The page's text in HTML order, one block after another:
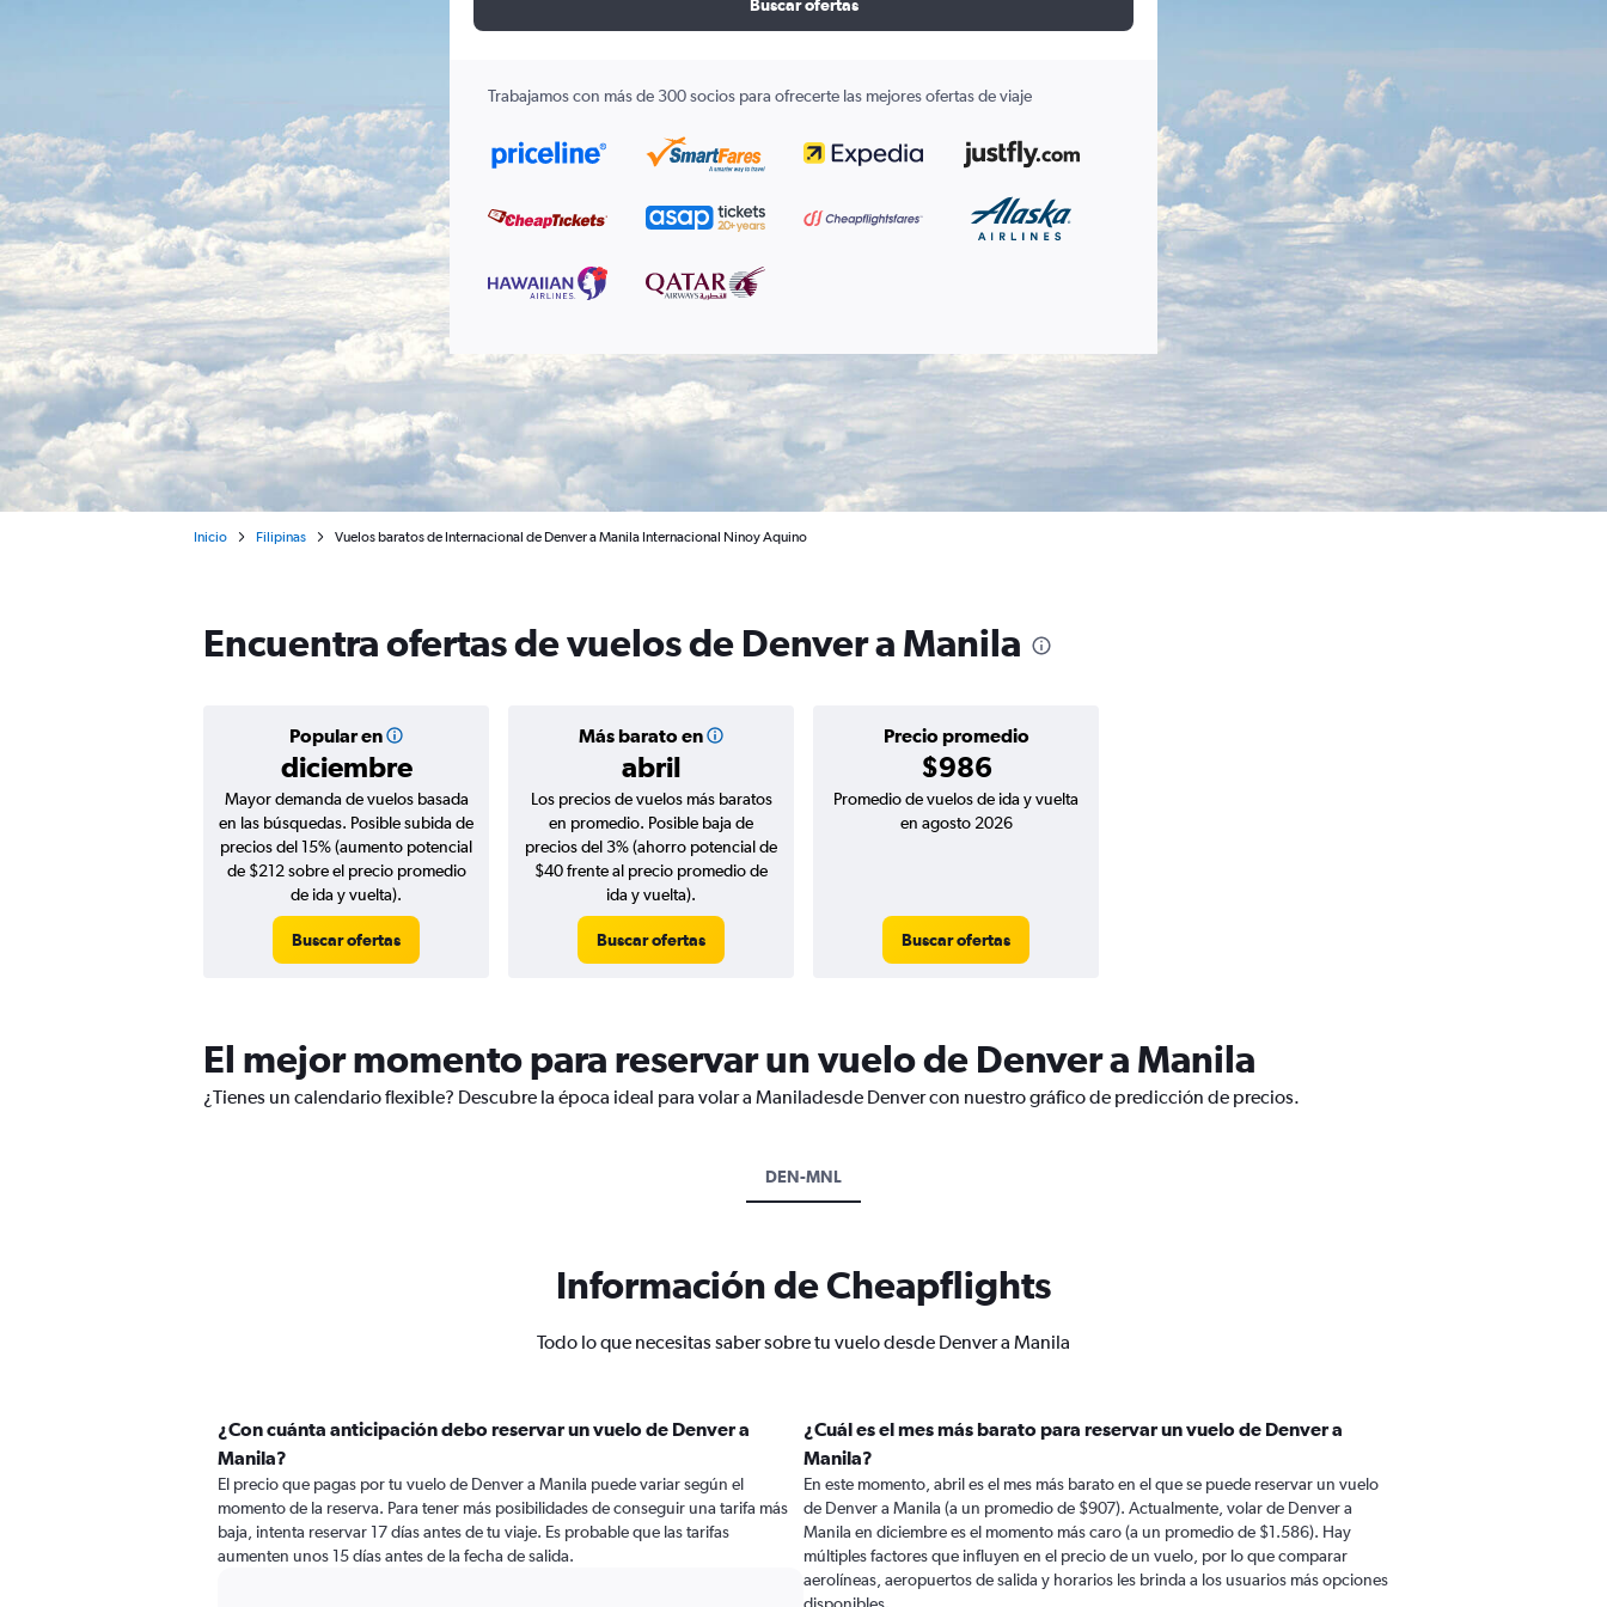
Buscar ofertas
Trabajamos con más de 300 socios para ofrecerte las mejores ofertas de viaje
Inicio Filipinas Vuelos baratos de Internacional de Denver a Manila Internacional Ninoy Aquino
Encuentra ofertas de vuelos de Denver a Manila
Popular en
diciembre
Más barato en
abril
Precio promedio
$986
Mayor demanda de vuelos basada
en las búsquedas. Posible subida de
precios del 15% (aumento potencial
de $212 sobre el precio promedio
de ida y vuelta).
Buscar ofertas
Los precios de vuelos más baratos
en promedio. Posible baja de
precios del 3% (ahorro potencial de
$40 frente al precio promedio de
ida y vuelta).
Buscar ofertas
Promedio de vuelos de ida y vuelta
en agosto 2026
Buscar ofertas
El mejor momento para reservar un vuelo de Denver a Manila
¿Tienes un calendario flexible? Descubre la época ideal para volar a Maniladesde Denver con nuestro gráfico de predicción de precios.
DEN-MNL
Información de Cheapflights
Todo lo que necesitas saber sobre tu vuelo desde Denver a Manila
¿Con cuánta anticipación debo reservar un vuelo de Denver a
Manila?
El precio que pagas por tu vuelo de Denver a Manila puede variar según el
momento de la reserva. Para tener más posibilidades de conseguir una tarifa más
baja, intenta reservar 17 días antes de tu viaje. Es probable que las tarifas
aumenten unos 15 días antes de la fecha de salida.
¿Cuál es el mes más barato para reservar un vuelo de Denver a
Manila?
En este momento, abril es el mes más barato en el que se puede reservar un vuelo
de Denver a Manila (a un promedio de $907). Actualmente, volar de Denver a
Manila en diciembre es el momento más caro (a un promedio de $1.586). Hay
múltiples factores que influyen en el precio de un vuelo, por lo que comparar
aerolíneas, aeropuertos de salida y horarios les brinda a los usuarios más opciones